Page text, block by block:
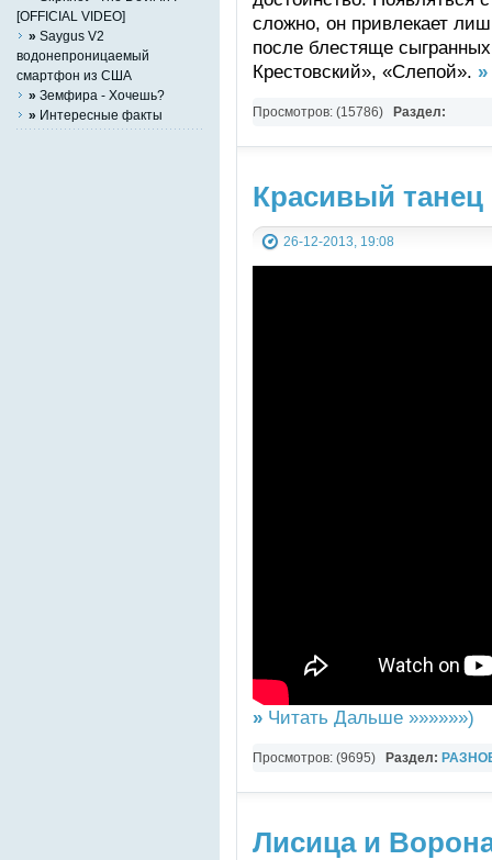
сложно, он привлекает
после блестяще
Крестовский», «Слепой». »
Просмотров: (15786)
Раздел:
Красивый
26-12-2013, 19:08
» Читать Дальше »»»»»»)
Просмотров: (9695) Раздел:
Лисица и
[OFFICIAL VIDEO]
» Saygus V2
водонепроницаемый
смартфон из США
» Земфира - Хочешь?
» Интересные факты